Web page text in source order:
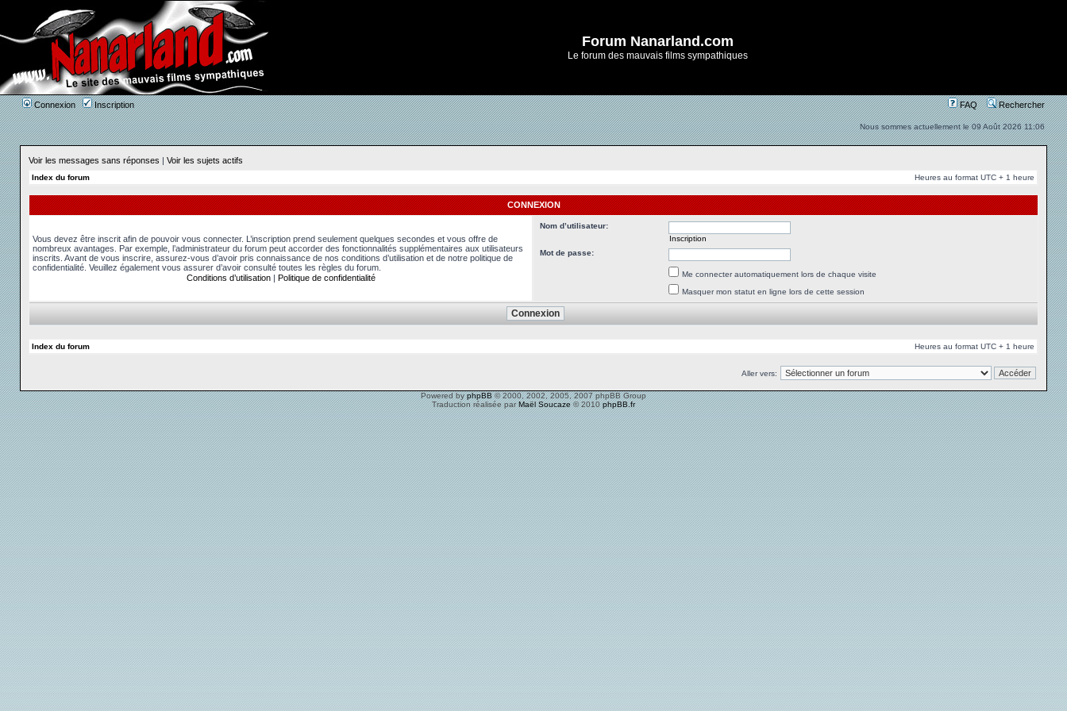
Forum Nanarland.com
Le forum des mauvais films sympathiques
Connexion Inscription FAQ Rechercher
Nous sommes actuellement le 09 Août 2026 11:06
Voir les messages sans réponses | Voir les sujets actifs
Index du forum Heures au format UTC + 1 heure
CONNEXION
Vous devez être inscrit afin de pouvoir vous connecter. L’inscription prend seulement quelques secondes et vous offre de
nombreux avantages. Par exemple, l’administrateur du forum peut accorder des fonctionnalités supplémentaires aux utilisateurs
inscrits. Avant de vous inscrire, assurez-vous d’avoir pris connaissance de nos conditions d’utilisation et de notre politique de
confidentialité. Veuillez également vous assurer d’avoir consulté toutes les règles du forum.
Conditions d’utilisation| Politique de confidentialité
Nom d’utilisateur:
Inscription
Mot de passe:
Me connecter automatiquement lors de chaque visite
Masquer mon statut en ligne lors de cette session
Index du forum Heures au format UTC + 1 heure
Aller vers:
Powered byphpBB© 2000, 2002, 2005, 2007 phpBB Group
Traduction réalisée parMaël Soucaze© 2010phpBB.fr